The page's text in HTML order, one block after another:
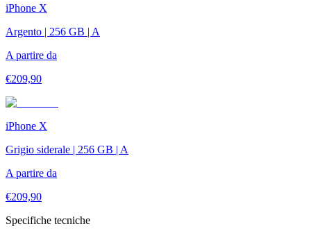
iPhone X
Argento | 256 GB | A
A partire da
€209,90
iPhone X
Grigio siderale | 256 GB | A
A partire da
€209,90
Specifiche tecniche